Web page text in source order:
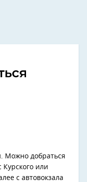
Можно добраться
Курского или
с автовокзала